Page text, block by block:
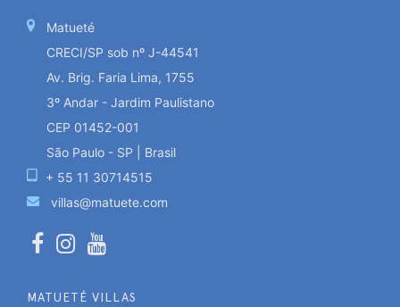
Matueté
CRECI/SP sob nº J-44541
Av. Brig. Faria Lima, 1755
3º Andar - Jardim Paulistano
CEP 01452-001
São Paulo - SP | Brasil
+ 55 11 30714515
villas@matuete.com
MATUETÉ VILLAS